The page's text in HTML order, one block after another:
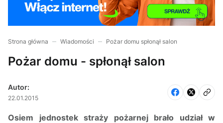
Strona główna Wiadomości Pożar domu spłonął salon
Pożar domu - spłonął salon
Autor:
22.01.2015
Osiem jednostek straży pożarnej brało udział w